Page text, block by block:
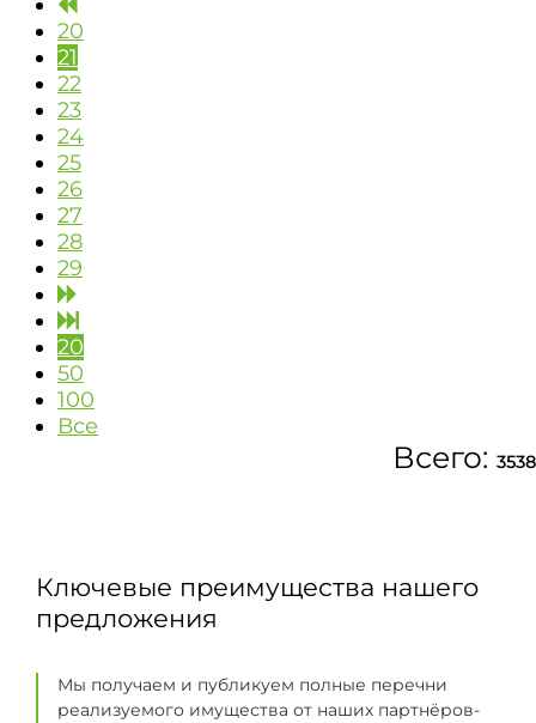
20
21
22
23
24
25
26
27
28
29
20
50
100
Все
Всего:
Ключевые преимущества нашего
предложения
Мы получаем и публикуем полные перечни
реализуемого имущества от наших партнёров-